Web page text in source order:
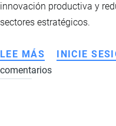
innovación productiva y
sectores estratégicos.
LEE MÁS SOBRE
ECUADOR
INICIE
comentarios